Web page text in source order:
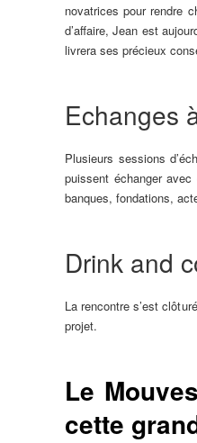
novatrices pour rendre
d’affaire, Jean est
livrera ses précieux
Echanges
Plusieurs sessions
puissent échanger
banques, fondations,
Drink and
La rencontre s’est
projet.
Le
cette